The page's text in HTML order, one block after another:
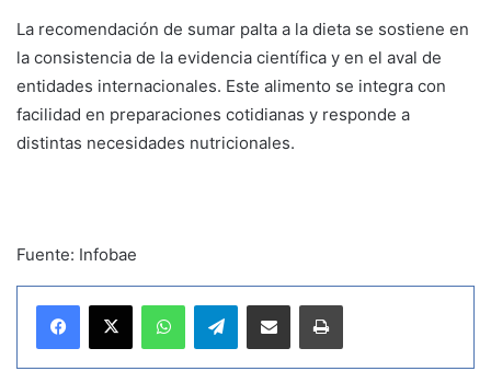
La recomendación de sumar palta a la dieta se sostiene en
la consistencia de la evidencia científica y en el aval de
entidades internacionales. Este alimento se integra con
facilidad en preparaciones cotidianas y responde a
distintas necesidades nutricionales.
Fuente: Infobae
Telegram